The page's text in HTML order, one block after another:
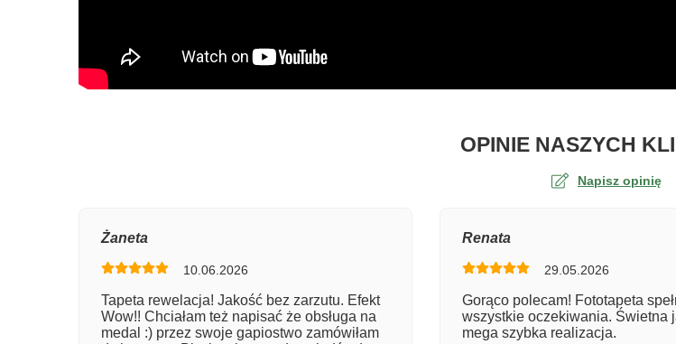
OPINIE NASZYCH
Napisz opinię
Numer zamówienia
Żaneta
10.06.2026
Tapeta rewelacja! Jakość bez zarzutu. Efekt
Wow!! Chciałam też napisać że obsługa na
medal :) przez swoje gapiostwo zamówiłam
Renata
29.05.2026
Gorąco polecam! Fototapeta
wszystkie oczekiwania. Świetna
mega szybka realizacja.